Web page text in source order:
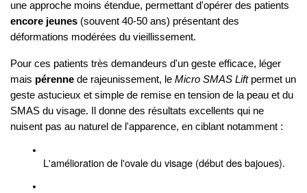
une approche moins étendue, permettant d'opérer des patients
encore jeunes (souvent 40-50 ans) présentant des
déformations modérées du vieillissement.
Pour ces patients très demandeurs d'un geste efficace, léger
mais pérenne de rajeunissement, le Micro SMAS Liftpermet un
geste astucieux et simple de remise en tension de la peau et du
SMAS du visage. Il donne des résultats excellents qui ne
nuisent pas au naturel de l'apparence, en ciblant notamment :
L'amélioration de l'ovale du visage (début des bajoues).